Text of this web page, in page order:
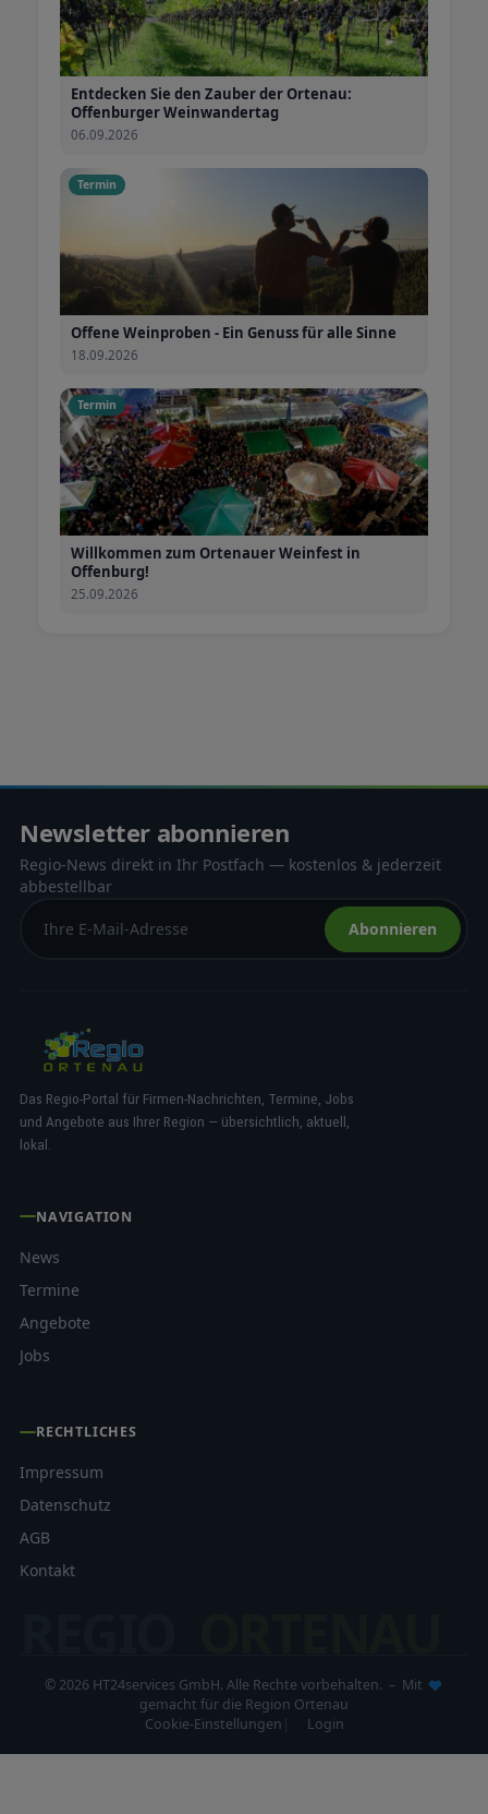
Entdecken Sie den Zauber der Ortenau:
Offenburger Weinwandertag
06.09.2026
Termin
Offene Weinproben - Ein Genuss für alle Sinne
18.09.2026
Termin
Willkommen zum Ortenauer Weinfest in
Offenburg!
25.09.2026
Newsletter abonnieren
Regio-News direkt in Ihr Postfach — kostenlos & jederzeit
abbestellbar
Abonnieren
Das Regio-Portal für Firmen-Nachrichten, Termine, Jobs
und Angebote aus Ihrer Region — übersichtlich, aktuell,
lokal.
NAVIGATION
News
Termine
Angebote
Jobs
RECHTLICHES
Impressum
Datenschutz
AGB
Kontakt
© 2026 HT24services GmbH. Alle Rechte vorbehalten. – Mit
gemacht für die Region Ortenau
Cookie-Einstellungen
Login